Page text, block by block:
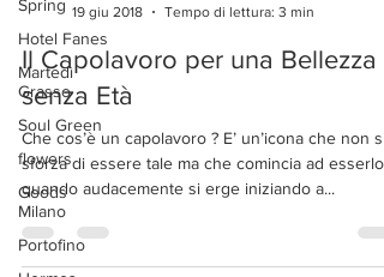
Spring
Hotel Fanes
Martedì
Grasso
Soul Green
flowers
Goods
Milano
Portofino
Francesca Chelli
19 giu 2018
Il Capolavoro per una Bellezza
senza Età
Che cos’è un capolavoro ? E’ un’icona che non si
sforza di essere tale ma che comincia ad esserlo
quando audacemente si erge iniziando a...